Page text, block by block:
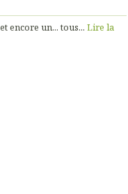
encore un... tous... Lire la